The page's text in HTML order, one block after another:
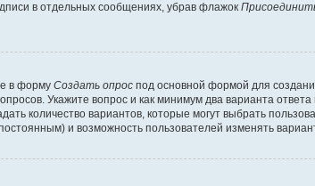
в отдельных сообщениях, убрав флажок
в форму Создать опрос под основной формой для
Укажите вопрос и как минимум два варианта
количество вариантов, которые могут выбрать
и возможность пользователей изменять